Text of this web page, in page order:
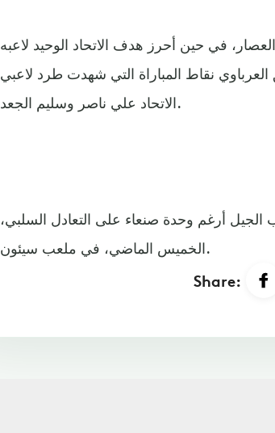
في حين أحرز هدف الاتحاد الوحيد لاعبه
نقاط المباراة التي شهدت طرد لاعبي
الاتحاد علي ناصر وسليم الجعد.
أرغم وحدة صنعاء على التعادل السلبي،
الخميس الماضي، في ملعب سيئون.
Share: